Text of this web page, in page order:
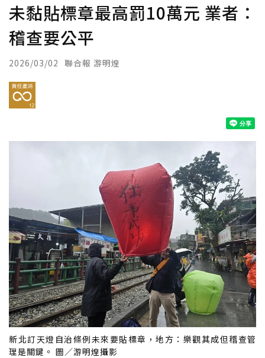
未黏貼標章最高罰10萬元 業者：
稽查要公平
2026/03/02 聯合報 游明煌
新北訂天燈自治條例未來要貼標章，地方：樂觀其成但稽查管
理是關鍵。 圖／游明煌攝影